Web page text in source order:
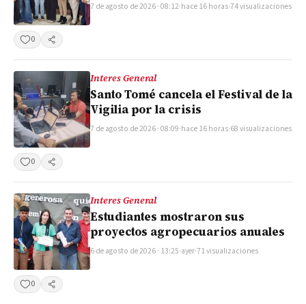
7 de agosto de 2026 · 08:12·hace 16 horas·74 visualizaciones
0 Compartir
Interes General
Santo Tomé cancela el Festival de la
Vigilia por la crisis
7 de agosto de 2026 · 08:09·hace 16 horas·68 visualizaciones
0 Compartir
Interes General
Estudiantes mostraron sus
proyectos agropecuarios anuales
6 de agosto de 2026 · 13:25·ayer·71 visualizaciones
0 Compartir